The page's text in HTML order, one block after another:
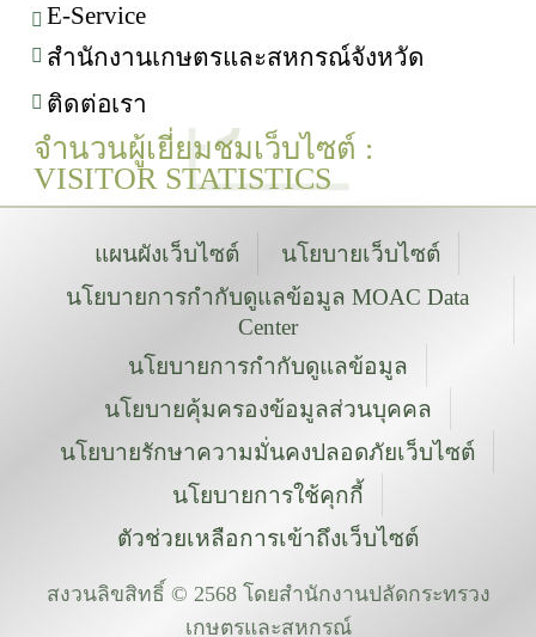
E-Service
สำนักงานเกษตรและสหกรณ์จังหวัด
ติดต่อเรา
จำนวนผู้เยี่ยมชมเว็บไซต์ :
VISITOR STATISTICS
แผนผังเว็บไซต์
นโยบายเว็บไซต์
นโยบายการกำกับดูแลข้อมูล MOAC Data
Center
นโยบายการกำกับดูแลข้อมูล
นโยบายคุ้มครองข้อมูลส่วนบุคคล
นโยบายรักษาความมั่นคงปลอดภัยเว็บไซต์
นโยบายการใช้คุกกี้
ตัวช่วยเหลือการเข้าถึงเว็บไซต์
สงวนลิขสิทธิ์ © 2568 โดยสำนักงานปลัดกระทรวง
เกษตรและสหกรณ์